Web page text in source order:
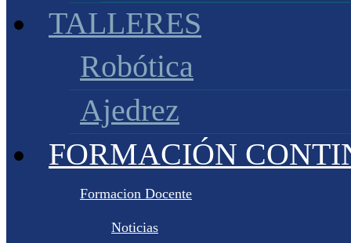
TALLERES
Robótica
Ajedrez
FORMACIÓN
Formacion Docente
Noticias